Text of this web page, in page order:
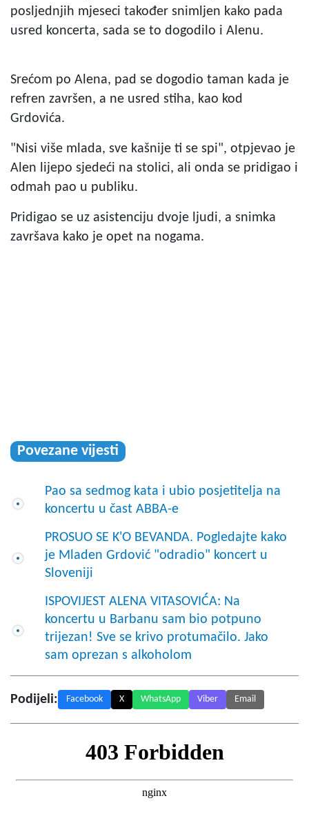
posljednjih mjeseci također snimljen kako pada
usred koncerta, sada se to dogodilo i Alenu.
Srećom po Alena, pad se dogodio taman kada je
refren završen, a ne usred stiha, kao kod
Grdovića.
"Nisi više mlada, sve kašnije ti se spi", otpjevao je
Alen lijepo sjedeći na stolici, ali onda se pridigao i
odmah pao u publiku.
Pridigao se uz asistenciju dvoje ljudi, a snimka
završava kako je opet na nogama.
Povezane vijesti
Pao sa sedmog kata i ubio posjetitelja na
koncertu u čast ABBA-e
PROSUO SE K'O BEVANDA. Pogledajte kako
je Mladen Grdović "odradio" koncert u
Sloveniji
ISPOVIJEST ALENA VITASOVIĆA: Na
koncertu u Barbanu sam bio potpuno
trijezan! Sve se krivo protumačilo. Jako
sam oprezan s alkoholom
Podijeli: Facebook X WhatsApp Viber Email